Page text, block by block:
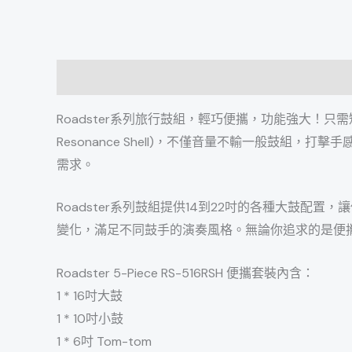
Roadster系列旅行鼓組，輕巧便攜，功能強大！ 只
Resonance Shell)，不僅音量不輸一般鼓組，打擊手
需求。
Roadster系列鼓組提供14到22吋的各種大鼓配置，
變化， 滿足不同鼓手的演奏風格。無論你追求的是便
Roadster 5-Piece RS-516RSH 便攜套裝內含：
1 * 16吋大鼓
1 * 10吋小鼓
1 * 6吋 Tom-tom